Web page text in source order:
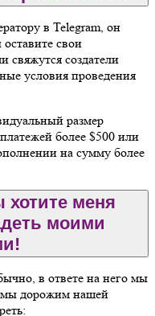
в Telegram, он
свои
свяжутся создатели
условия проведения
размер
более $500 или
на сумму более
меня
моими
в ответе на него мы
мы дорожим нашей